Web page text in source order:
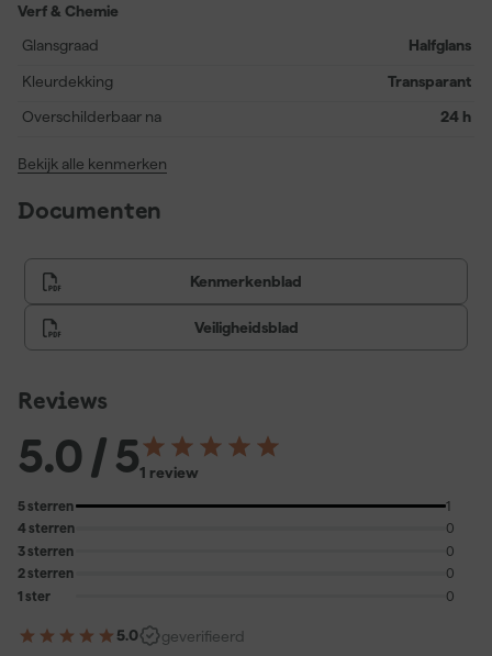
Verf & Chemie
Glansgraad
Halfglans
Kleurdekking Transparant
Overschilderbaar na 24 h
Bekijk alle kenmerken
Documenten
Kenmerkenblad
Veiligheidsblad
Reviews
5.0/ 51 review
5 sterren
1
4 sterren
0
3 sterren
0
2 sterren
0
1 ster
0
5.0
geverifieerd